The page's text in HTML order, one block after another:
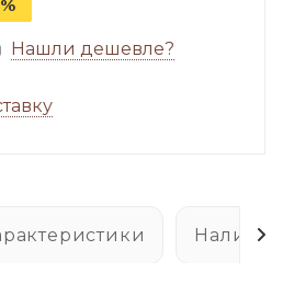
Нашли дешевле?